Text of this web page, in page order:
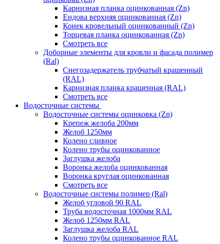
Карнизная планка оцинкованная (Zn)
Ендова верхняя оцинкованная (Zn)
Конек кровельный оцинкованный (Zn)
Торцевая планка оцинкованная (Zn)
Смотреть все
Доборные элементы для кровли и фасада полимер
(Ral)
Снегозадержатель трубчатый крашенный
(RAL)
Карнизная планка крашенная (RAL)
Смотреть все
Водосточные системы
Водосточные системы оцинковка (Zn)
Крепеж желоба 200мм
Желоб 1250мм
Колено сливное
Колено трубы оцинкованное
Заглушка желоба
Воронка желоба оцинкованная
Воронка круглая оцинкованная
Смотреть все
Водосточные системы полимер (Ral)
Желоб угловой 90 RAL
Труба водосточная 1000мм RAL
Желоб 1250мм RAL
Заглушка желоба RAL
Колено трубы оцинкованное RAL